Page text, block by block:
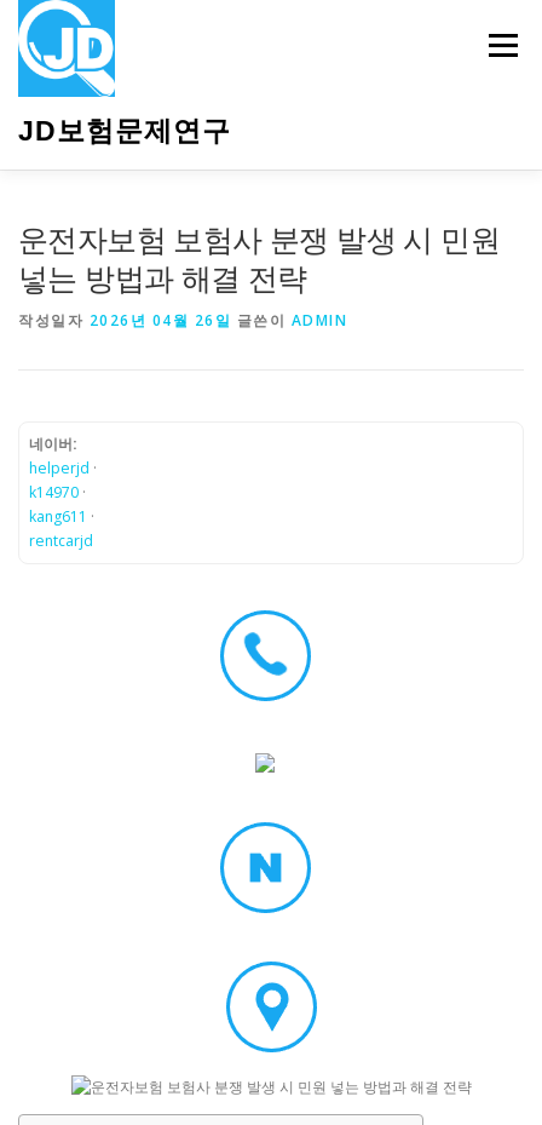
JD보험문제연구
메뉴
운전자보험 보험사 분쟁 발생 시 민원
넣는 방법과 해결 전략
작성일자 2026년 04월 26일 글쓴이 ADMIN
네이버:
helperjd ·
k14970 ·
kang611 ·
rentcarjd